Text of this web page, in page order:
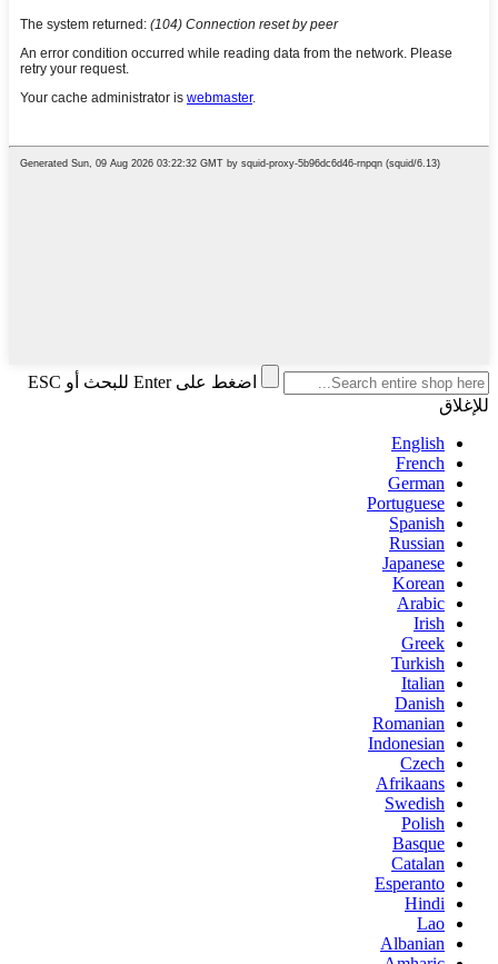
اضغط على Enter للبحث أو ESC
للإغلاق
English
French
German
Portuguese
Spanish
Russian
Japanese
Korean
Arabic
Irish
Greek
Turkish
Italian
Danish
Romanian
Indonesian
Czech
Afrikaans
Swedish
Polish
Basque
Catalan
Esperanto
Hindi
Lao
Albanian